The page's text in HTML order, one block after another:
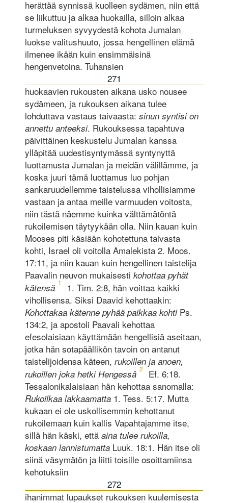
herättää synnissä kuolleen sydämen, niin että
se liikuttuu ja alkaa huokailla, silloin alkaa
turmeluksen syvyydestä kohota Jumalan
luokse valitushuuto, jossa hengellinen elämä
ilmenee ikään kuin ensimmäisinä
hengenvetoina. Tuhansien
271
huokaavien rukousten aikana usko nousee
sydämeen, ja rukouksen aikana tulee
lohduttava vastaus taivaasta: sinun syntisi on
annettu anteeksi. Rukouksessa tapahtuva
päivittäinen keskustelu Jumalan kanssa
ylläpitää uudestisyntymässä syntynyttä
luottamusta Jumalan ja meidän välillämme, ja
koska juuri tämä luottamus luo pohjan
sankaruudellemme taistelussa vihollisiamme
vastaan ja antaa meille varmuuden voitosta,
niin tästä näemme kuinka välttämätöntä
rukoilemisen täytyykään olla. Niin kauan kuin
Mooses piti käsiään kohotettuna taivasta
kohti, Israel oli voitolla Amalekista 2. Moos.
17:11, ja niin kauan kuin hengellinen taistelija
Paavalin neuvon mukaisesti kohottaa pyhät
kätensä 1
1. Tim. 2:8, hän voittaa kaikki
vihollisensa. Siksi Daavid kehottaakin:
Kohottakaa kätenne pyhää paikkaa kohtiPs.
134:2, ja apostoli Paavali kehottaa
efesolaisiaan käyttämään hengellisiä aseitaan,
jotka hän sotapäällikön tavoin on antanut
taistelijoidensa käteen, rukoillen ja anoen,
rukoillen joka hetki Hengessä 2
Ef. 6:18.
Tessalonikalaisiaan hän kehottaa sanomalla:
Rukoilkaa lakkaamatta1. Tess. 5:17. Mutta
kukaan ei ole uskollisemmin kehottanut
rukoilemaan kuin kallis Vapahtajamme itse,
sillä hän käski, että aina tulee rukoilla,
koskaan lannistumattaLuuk. 18:1. Hän itse oli
siinä väsymätön ja liitti toisille osoittamiinsa
kehotuksiin
272
ihanimmat lupaukset rukouksen kuulemisesta